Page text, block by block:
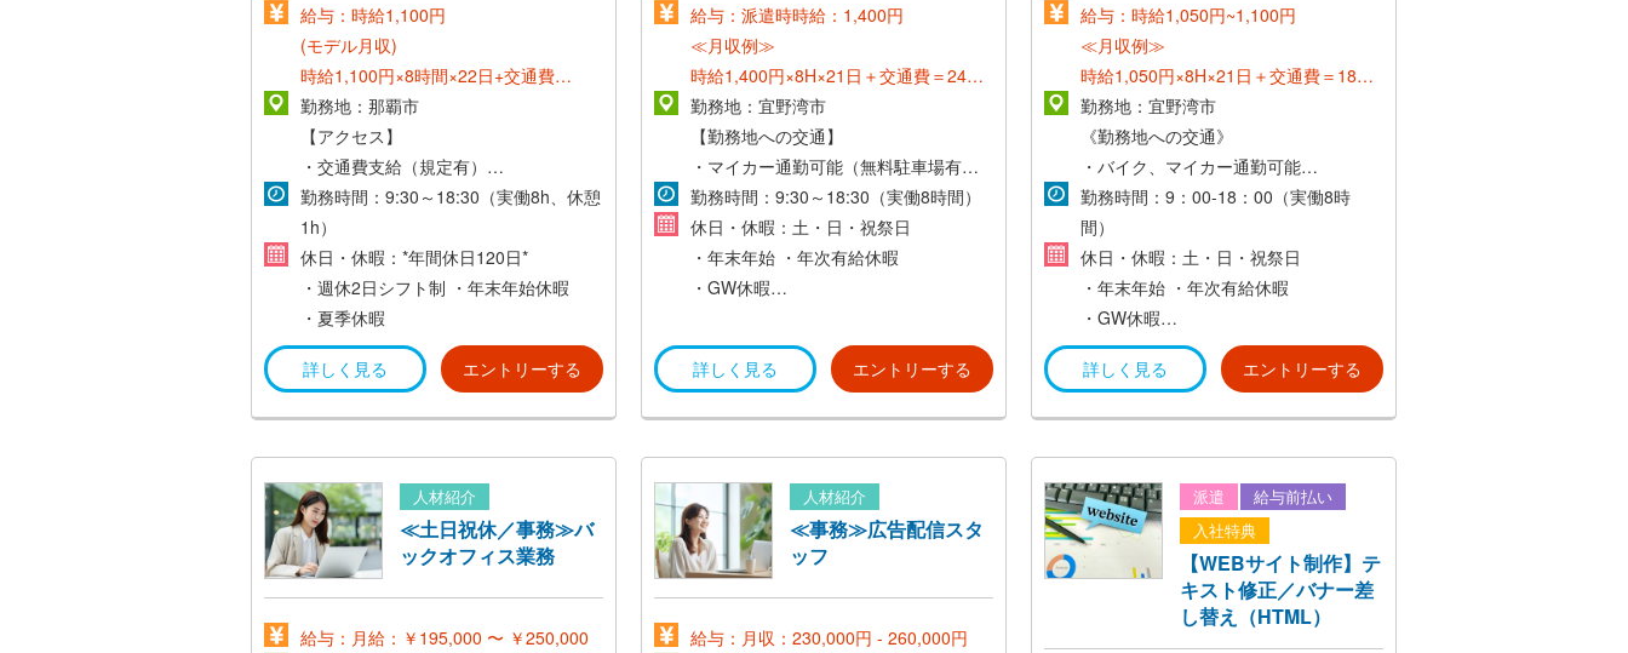
給与：時給1,100円
(モデル月収)
時給1,100円×8時間×22日+交通費
=200,000円～
勤務地：那覇市
【アクセス】
・交通費支給（規定有）
モノレール「県庁前駅」より徒歩5分
バス停「農林中金前」より徒歩5分
バス停「琉銀本店前」より徒歩3分
勤務時間：9:30～18:30（実働8h、休憩
1h）
休日・休暇：*年間休日120日*
・週休2日シフト制 ・年末年始休暇
・夏季休暇
詳しく見る エントリーする
給与：派遣時時給：1,400円
≪月収例≫
時給1,400円×8H×21日＋交通費＝24万
円～
勤務地：宜野湾市
【勤務地への交通】
・マイカー通勤可能（無料駐車場有）
・交通費支給（当社規定あり）
勤務時間：9:30～18:30（実働8時間）
休日・休暇：土・日・祝祭日
・年末年始 ・年次有給休暇
・GW休暇
など
詳しく見る
エントリーする
給与：時給1,050円~1,100円
≪月収例≫
時給1,050円×8H×21日＋交通費＝18万
円～
≪社員登用後≫
*想定年収：300万円〜550万円*
勤務地：宜野湾市
《勤務地への交通》
・バイク、マイカー通勤可能
・交通費支給（社内規定あり）
勤務時間：9：00-18：00（実働8時
間）
休日・休暇：土・日・祝祭日
・年末年始 ・年次有給休暇
・GW休暇
など
詳しく見る エントリーする
人材紹介
≪土日祝休／事務≫バ
ックオフィス業務
給与：月給：￥195,000 〜 ￥250,000
人材紹介
≪事務≫広告配信スタ
ッフ
給与：月収：230,000円 - 260,000円
派遣
給与前払い
入社特典
【WEBサイト制作】テ
キスト修正／バナー差
し替え（HTML）